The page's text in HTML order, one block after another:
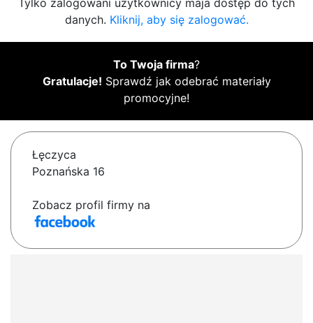
Tylko zalogowani użytkownicy maja dostęp do tych
danych. Kliknij, aby się zalogować.
To Twoja firma?
Gratulacje! Sprawdź jak odebrać materiały
promocyjne!
Łęczyca
Poznańska 16
Zobacz profil firmy na